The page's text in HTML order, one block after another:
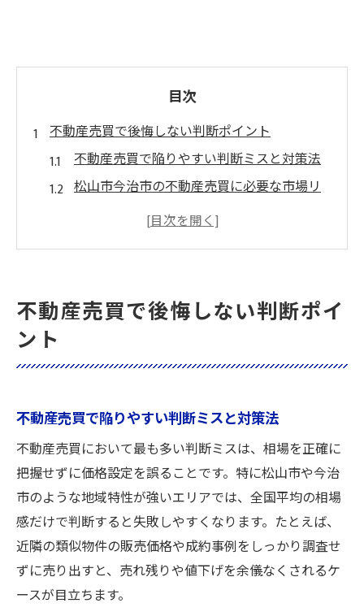
目次
不動産売買で後悔しない判断ポイント
不動産売買で陥りやすい判断ミスと対策法
松山市今治市の不動産売買に必要な市場リ
備
ト
不動産売買で愛媛県市場を味方にする秘策
地元密着の不動産売買で信頼を得る方法
不動産売買に強い愛媛県独自の戦略とは
松山市今治市で選ばれる不動産売買の流れ
愛媛県の需要動向を読む不動産売買成功術
高値売却のための実践的な工夫集
不動産売買で高価格を実現する実践ノウハ
不動産売買で後悔しない判断ポイ
ント
不動産売買で陥りやすい判断ミスと対策法
不動産売買において最も多い判断ミスは、相場を正確に
把握せずに価格設定を誤ることです。特に松山市や今治
市のような地域特性が強いエリアでは、全国平均の相場
感だけで判断すると失敗しやすくなります。たとえば、
近隣の類似物件の販売価格や成約事例をしっかり調査せ
ずに売り出すと、売れ残りや値下げを余儀なくされるケ
ースが目立ちます。